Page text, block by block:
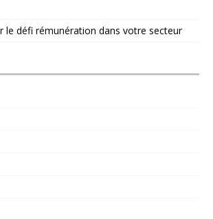
le défi rémunération dans votre secteur